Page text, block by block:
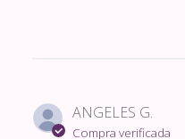
ANGELES G.
Compra verificada